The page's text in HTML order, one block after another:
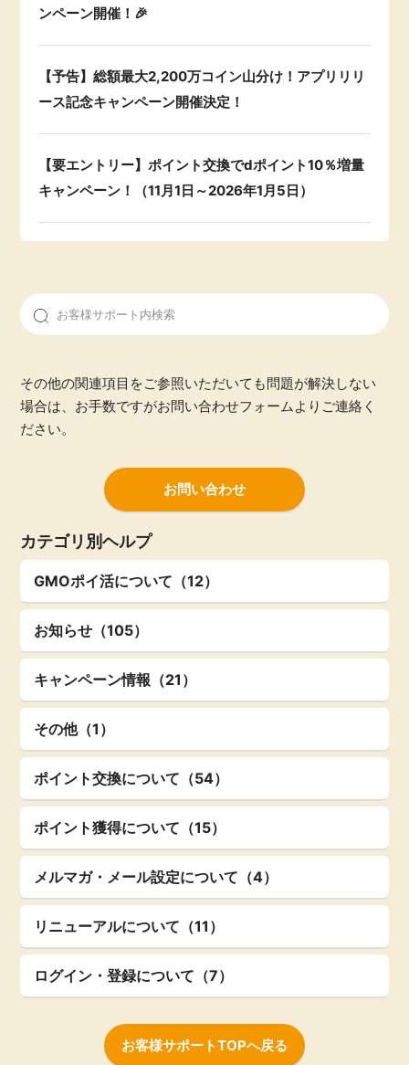
ンペーン開催！🎉
【予告】総額最大2,200万コイン山分け！アプリリリ
ース記念キャンペーン開催決定！
【要エントリー】ポイント交換でdポイント10％増量
キャンペーン！（11月1日～2026年1月5日）
その他の関連項目をご参照いただいても問題が解決しない
場合は、お手数ですがお問い合わせフォームよりご連絡く
ださい。
お問い合わせ
カテゴリ別ヘルプ
GMOポイ活について（12）
お知らせ（105）
キャンペーン情報（21）
その他（1）
ポイント交換について（54）
ポイント獲得について（15）
メルマガ・メール設定について（4）
リニューアルについて（11）
ログイン・登録について（7）
お客様サポートTOPへ戻る